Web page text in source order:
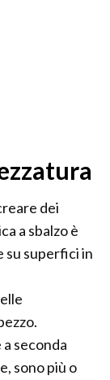
dei
a sbalzo è
su superfici in
seconda
sono più o